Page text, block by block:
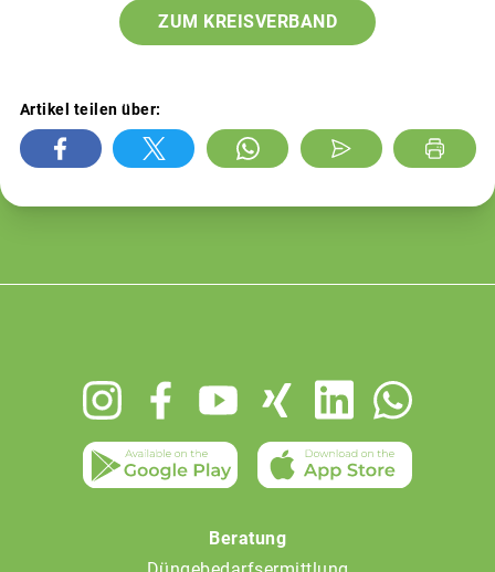
ZUM KREISVERBAND
Artikel teilen über:
Beratung